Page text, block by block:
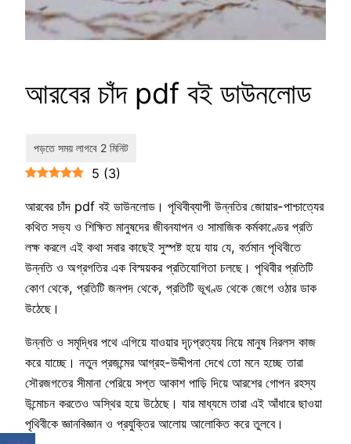
আরবের চাঁদ pdf বই ডাউনলোড
5 (3)
আরবের চাঁদ pdf বই ডাউনলোড। পৃথিবীব্যাপী উন্নতির জোয়ার-পাশ্চাত্যের
কথিত সভ্য ও শিক্ষিত মানুষদের জীবনযাপন ও সামাজিক কর্মকাণ্ডের প্রতি
লক্ষ করলে এই কথা সবার কাছেই সুস্পষ্ট হয়ে যায় যে, বর্তমান পৃথিবীতে
উন্নতি ও অগ্রগতির এক বিস্ময়কর প্রতিযোগিতা চলছে। পৃথিবীর প্রতিটি
কোণ থেকে, প্রতিটি জনপদ থেকে, প্রতিটি ভূখণ্ড থেকে জেগে ওঠার ডাক
উঠেছে।
উন্নতি ও সমৃদ্ধির পথে এগিয়ে যাওয়ার দৃঢ়প্রত্যয় নিয়ে মানুষ নিরলস কাজ
করে যাচ্ছে। নতুন প্রজন্মের আগ্রহ-উদ্দীপনা দেখে তো মনে হচ্ছে তারা
সৌরজগতের সীমানা পেরিয়ে সপ্ত আকাশ পাড়ি দিয়ে আরশের গোপন রহস্য
উন্মোচন করতেও অস্থির হয়ে উঠেছে। যার মাধ্যমে তারা এই আঁধারে ছাওয়া
পৃথিবীকে জ্ঞানবিজ্ঞান ও প্রযুক্তির আলোয় আলোকিত করে তুলবে।